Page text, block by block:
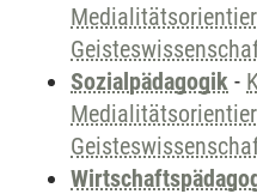
Sozialpädagogik -